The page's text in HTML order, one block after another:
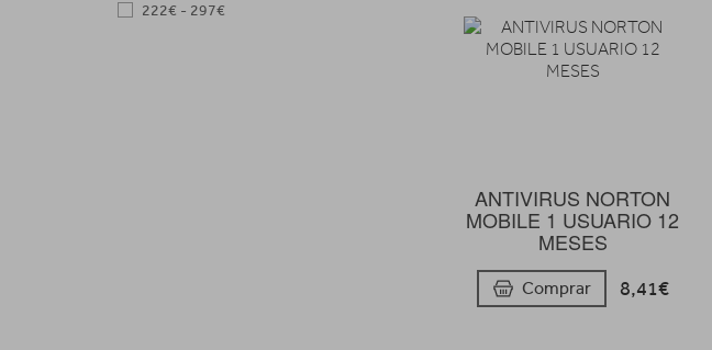
222€ - 297€
ANTIVIRUS NORTON
MOBILE 1 USUARIO 12
MESES
Comprar 8,41€